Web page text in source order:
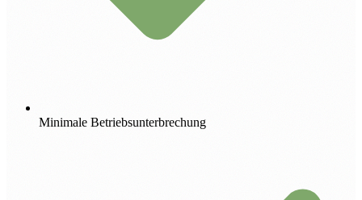
Minimale Betriebsunterbrechung